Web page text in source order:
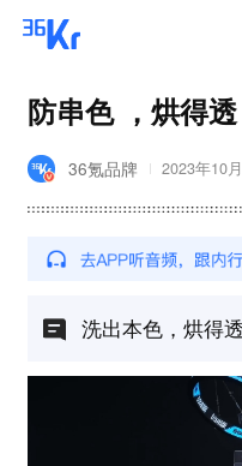
防串色 ，烘得
36氪品牌 2023年10
洗出本色，烘得